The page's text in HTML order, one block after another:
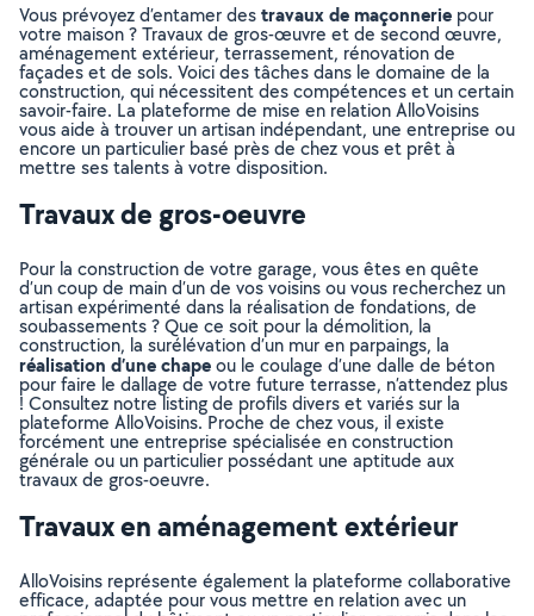
Vous prévoyez d’entamer destravaux de maçonnerie pour
votre maison ? Travaux de gros-œuvre et de second œuvre,
aménagement extérieur, terrassement, rénovation de
façades et de sols. Voici des tâches dans le domaine de la
construction, qui nécessitent des compétences et un certain
savoir-faire. La plateforme de mise en relation AlloVoisins
vous aide à trouver un artisan indépendant, une entreprise ou
encore un particulier basé près de chez vous et prêt à
mettre ses talents à votre disposition.
Travaux de gros-oeuvre
Pour la construction de votre garage, vous êtes en quête
d’un coup de main d’un de vos voisins ou vous recherchez un
artisan expérimenté dans la réalisation de fondations, de
soubassements ? Que ce soit pour la démolition, la
construction, la surélévation d’un mur en parpaings, la
réalisation d’une chapeou le coulage d’une dalle de béton
pour faire le dallage de votre future terrasse, n’attendez plus
! Consultez notre listing de profils divers et variés sur la
plateforme AlloVoisins. Proche de chez vous, il existe
forcément une entreprise spécialisée en construction
générale ou un particulier possédant une aptitude aux
travaux de gros-oeuvre.
Travaux en aménagement extérieur
AlloVoisins représente également la plateforme collaborative
efficace, adaptée pour vous mettre en relation avec un